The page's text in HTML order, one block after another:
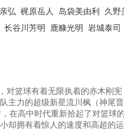
弘 梶原岳人 岛袋美由利 久野
长谷川芳明 鹿糠光明 岩城泰司
对篮球有着无限执着的赤木刚宪
主力的超级新星流川枫（神尾
在高中时代重新拾起了对篮球
却拥有着惊人的速度和高超的